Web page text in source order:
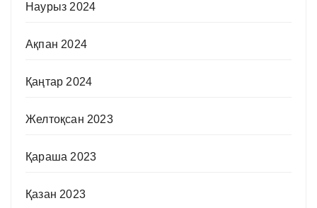
Наурыз 2024
Ақпан 2024
Қаңтар 2024
Желтоқсан 2023
Қараша 2023
Қазан 2023